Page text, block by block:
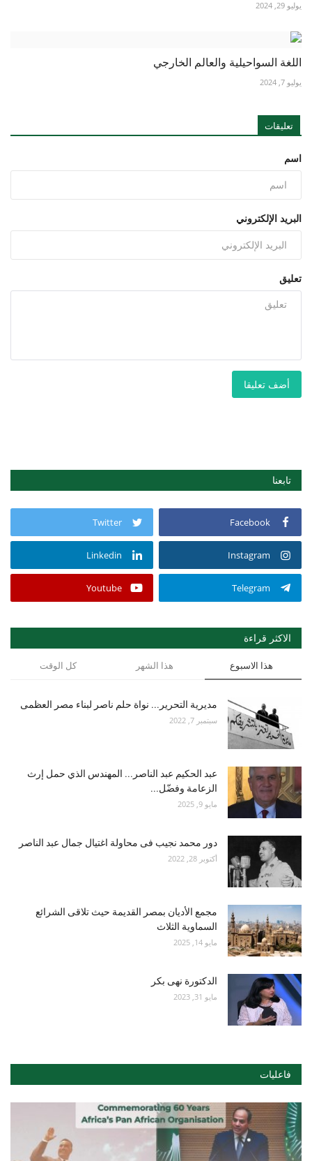
يوليو 29, 2024
اللغة السواحيلية والعالم الخارجي
يوليو 7, 2024
تعليقات
اسم
البريد الإلكتروني
تعليق
أضف تعليقا
تابعنا
Facebook
Twitter
Instagram
Linkedin
Telegram
Youtube
الاكثر قراءة
هذا الاسبوع هذا الشهر كل الوقت
مديرية التحرير... نواة حلم ناصر لبناء مصر العظمى
سبتمبر 7, 2022
عبد الحكيم عبد الناصر... المهندس الذي حمل إرث
الزعامة وفضّل...
مايو 9, 2025
دور محمد نجيب فى محاولة اغتيال جمال عبد الناصر
أكتوبر 28, 2022
مجمع الأديان بمصر القديمة حيث تلاقى الشرائع
السماوية الثلاث
مايو 14, 2025
الدكتورة نهى بكر
مايو 31, 2023
فاعليات